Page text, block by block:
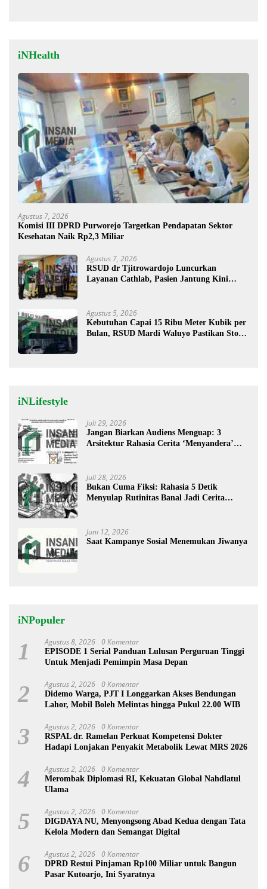
iNHealth
Agustus 7, 2026
Komisi III DPRD Purworejo Targetkan Pendapatan Sektor
Kesehatan Naik Rp2,3 Miliar
Agustus 7, 2026
RSUD dr Tjitrowardojo Luncurkan
Layanan Cathlab, Pasien Jantung Kini
Agustus 5, 2026
Kebutuhan Capai 15 Ribu Meter Kubik per
Bulan, RSUD Mardi Waluyo Pastikan Stok
iNLifestyle
Juli 29, 2026
Jangan Biarkan Audiens Menguap: 3
Arsitektur Rahasia Cerita ‘Menyandera’
Juli 28, 2026
Bukan Cuma Fiksi: Rahasia 5 Detik
Menyulap Rutinitas Banal Jadi Cerita
Juni 12, 2026
Saat Kampanye Sosial Menemukan Jiwanya
iNPopuler
1 Agustus 8, 2026 0 Komentar
EPISODE 1 Serial Panduan Lulusan Perguruan Tinggi
Untuk Menjadi Pemimpin Masa Depan
2 Agustus 2, 2026 0 Komentar
Didemo Warga, PJT I Longgarkan Akses Bendungan
Lahor, Mobil Boleh Melintas hingga Pukul 22.00 WIB
3 Agustus 2, 2026 0 Komentar
RSPAL dr. Ramelan Perkuat Kompetensi Dokter
Hadapi Lonjakan Penyakit Metabolik Lewat MRS 2026
4 Agustus 2, 2026 0 Komentar
Merombak Diplomasi RI, Kekuatan Global Nahdlatul
Ulama
5 Agustus 2, 2026 0 Komentar
DIGDAYA NU, Menyongsong Abad Kedua dengan Tata
Kelola Modern dan Semangat Digital
6 Agustus 2, 2026 0 Komentar
DPRD Restui Pinjaman Rp100 Miliar untuk Bangun
Pasar Kutoarjo, Ini Syaratnya